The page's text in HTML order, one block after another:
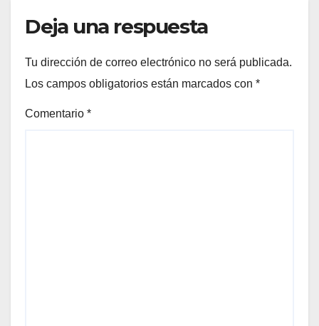
Deja una respuesta
Tu dirección de correo electrónico no será publicada.
Los campos obligatorios están marcados con *
Comentario *